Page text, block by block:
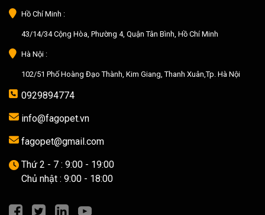
Hồ Chí Minh :
43/14/34 Cộng Hòa, Phường 4, Quận Tân Bình, Hồ Chí Minh
Hà Nội :
102/51 Phố Hoàng Đạo Thành, Kim Giang, Thanh Xuân,Tp. Hà Nội
0929894774
info@fagopet.vn
fagopet@gmail.com
Thứ 2 - 7 : 9:00 - 19:00
Chủ nhật : 9:00 - 18:00